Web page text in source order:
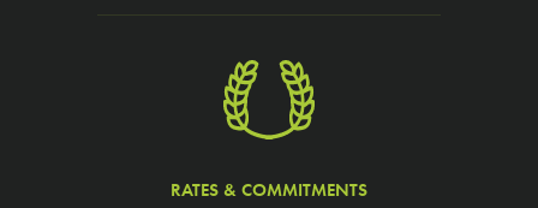
RATES & COMMITMENTS